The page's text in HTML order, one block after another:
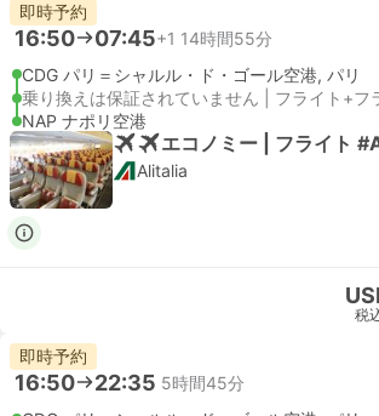
即時予約
16:50 07:45+1 14時間55分
CDG パリ＝シャルル・ド・ゴール空港, パリ
乗り換えは保証されていません | フライト+フ
NAP ナポリ空港
エコノミー | フライト
Alitalia
税
即時予約
16:50 22:35 5時間45分